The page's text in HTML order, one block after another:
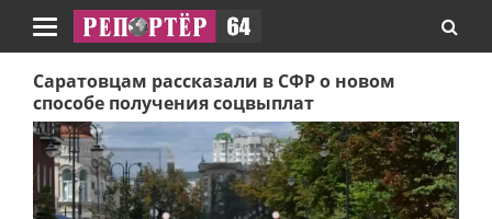
Навигация
Саратовцам рассказали в СФР о новом
способе получения соцвыплат